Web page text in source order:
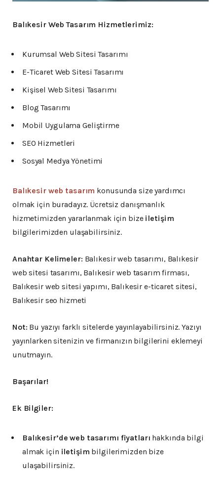
Balıkesir Web Tasarım Hizmetlerimiz:
Kurumsal Web Sitesi Tasarımı
E-Ticaret Web Sitesi Tasarımı
Kişisel Web Sitesi Tasarımı
Blog Tasarımı
Mobil Uygulama Geliştirme
SEO Hizmetleri
Sosyal Medya Yönetimi
Balıkesir web tasarım konusunda size yardımcı
olmak için buradayız. Ücretsiz danışmanlık
hizmetimizden yararlanmak için bize iletişim
bilgilerimizden ulaşabilirsiniz.
Anahtar Kelimeler: Balıkesir web tasarımı, Balıkesir
web sitesi tasarımı, Balıkesir web tasarım firması,
Balıkesir web sitesi yapımı, Balıkesir e-ticaret sitesi,
Balıkesir seo hizmeti
Not: Bu yazıyı farklı sitelerde yayınlayabilirsiniz. Yazıyı
yayınlarken sitenizin ve firmanızın bilgilerini eklemeyi
unutmayın.
Başarılar!
Ek Bilgiler:
Balıkesir’de web tasarımı fiyatları hakkında bilgi
almak için iletişim bilgilerimizden bize
ulaşabilirsiniz.